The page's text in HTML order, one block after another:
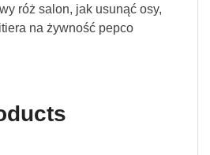
róż salon, jak usunąć osy,
na żywność pepco